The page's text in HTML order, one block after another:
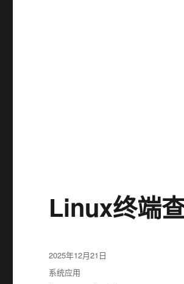
Linux终端
发
布
于
2025年12月21日
分
系统应用